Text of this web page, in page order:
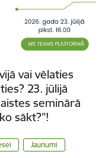
vai vēlaties
23. jūlijā
seminārā
sākt?”!
Jaunumi